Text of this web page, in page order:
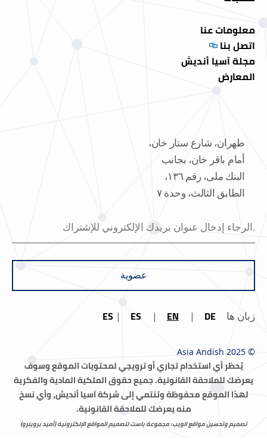
معلومات عنا
اتصل بنا
مجلة آسيا أنديش
المعارض
طهران، شارع ستار خان،
أمام باقر خان، بجانب
البنك ملی، رقم ١٣٦،
الطابق الثالث، وحدة ٧
عضوية
زبان ها DE
EN
ES
ES
© Asia Andish 2025
يُحظر أي استخدام تجاري أو ترويجي لمحتويات الموقع وسوف
يعرضك للملاحقة القانونية.جميع حقوق الملكية المادية والفكرية
لهذا الموقع محفوظة وتنتمي إلى شركة آسيا أنديش، وأي نسخ
منه يعرضك للملاحقة القانونية.
تصميم وتحسين مواقع الويب: مجموعة باست لتصميم المواقع الإلكترونية (أميد بروینرو)